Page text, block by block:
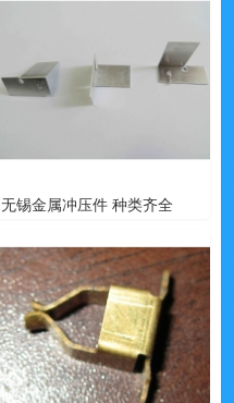
无锡金属冲压件 种类齐全